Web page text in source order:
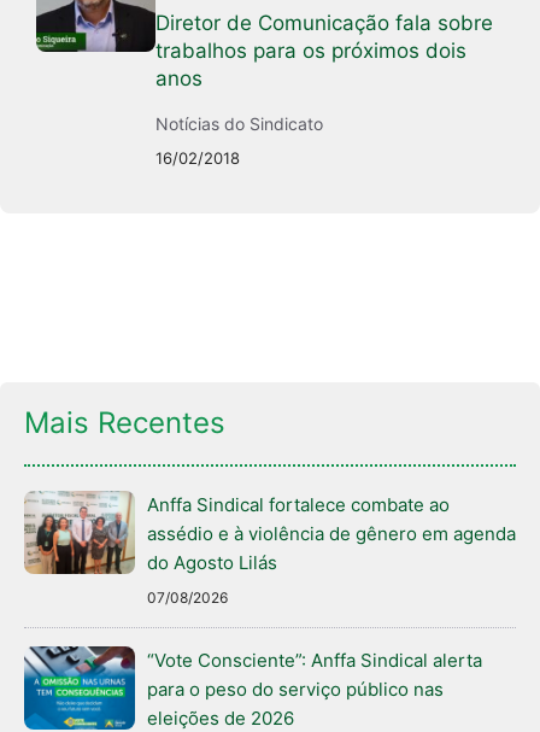
Diretor de Comunicação fala sobre
trabalhos para os próximos dois
anos
Notícias do Sindicato
16/02/2018
Mais Recentes
Anffa Sindical fortalece combate ao
assédio e à violência de gênero em agenda
do Agosto Lilás
07/08/2026
“Vote Consciente”: Anffa Sindical alerta
para o peso do serviço público nas
eleições de 2026